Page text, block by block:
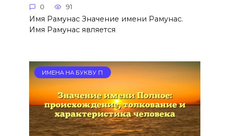
0 91
Имя Рамунас Значение имени Рамунас.
Имя Рамунас является
ИМЕНА НА БУКВУ П